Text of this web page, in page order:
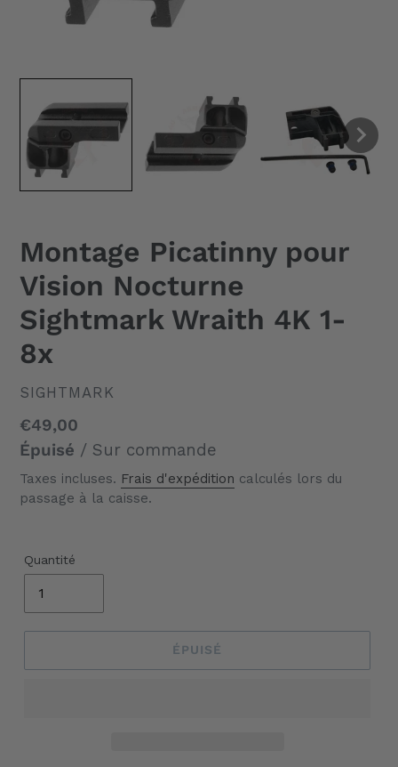
Montage Picatinny pour
Vision Nocturne
Sightmark Wraith 4K 1-
8x
DISTRIBUTEUR
SIGHTMARK
Prix
normal
€49,00
Épuisé / Sur commande
Taxes incluses. Frais d'expédition calculés lors du
passage à la caisse.
Quantité
ÉPUISÉ